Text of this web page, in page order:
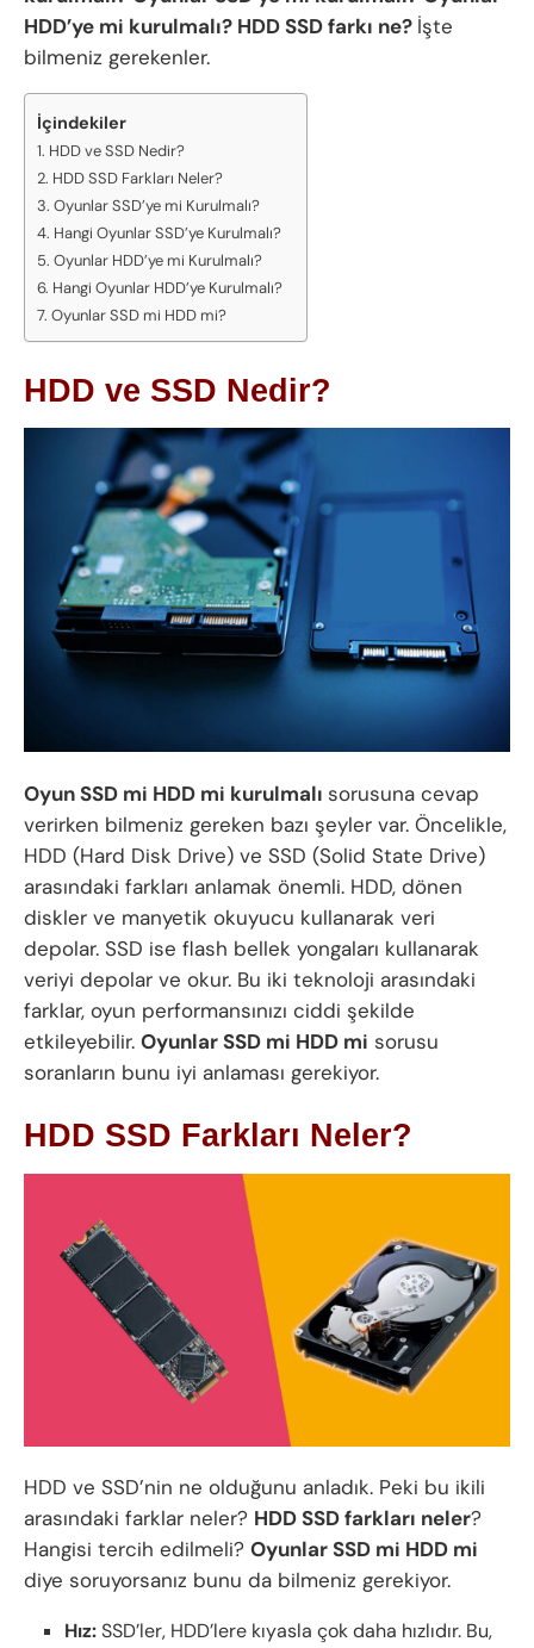
HDD’ye mi kurulmalı? HDD SSD farkı ne? İşte
bilmeniz gerekenler.
İçindekiler
HDD ve SSD Nedir?
HDD SSD Farkları Neler?
Oyunlar SSD’ye mi Kurulmalı?
Hangi Oyunlar SSD’ye Kurulmalı?
Oyunlar HDD’ye mi Kurulmalı?
Hangi Oyunlar HDD’ye Kurulmalı?
Oyunlar SSD mi HDD mi?
HDD ve SSD Nedir?
Oyun SSD mi HDD mi kurulmalı sorusuna cevap
verirken bilmeniz gereken bazı şeyler var. Öncelikle,
HDD (Hard Disk Drive) ve SSD (Solid State Drive)
arasındaki farkları anlamak önemli. HDD, dönen
diskler ve manyetik okuyucu kullanarak veri
depolar. SSD ise flash bellek yongaları kullanarak
veriyi depolar ve okur. Bu iki teknoloji arasındaki
farklar, oyun performansınızı ciddi şekilde
etkileyebilir. Oyunlar SSD mi HDD mi sorusu
soranların bunu iyi anlaması gerekiyor.
HDD SSD Farkları Neler?
HDD ve SSD’nin ne olduğunu anladık. Peki bu ikili
arasındaki farklar neler? HDD SSD farkları neler?
Hangisi tercih edilmeli? Oyunlar SSD mi HDD mi
diye soruyorsanız bunu da bilmeniz gerekiyor.
Hız:SSD’ler, HDD’lere kıyasla çok daha hızlıdır. Bu,